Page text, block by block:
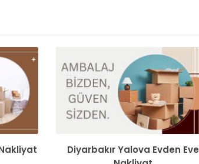
Diyarbakır Yalova Evden Eve